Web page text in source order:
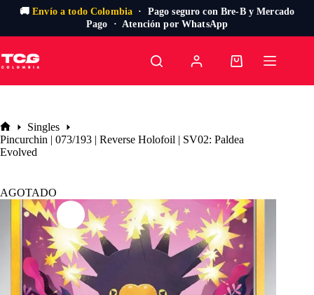
🚚Envío a todo Colombia · Pago seguro con Bre-B y Mercado
Pago · Atención por WhatsApp
al
contenido
Carro
Inicio
Singles
Pincurchin | 073/193 | Reverse Holofoil | SV02: Paldea
Evolved
AGOTADO